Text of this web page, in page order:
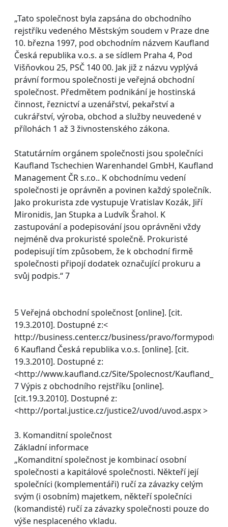
„Tato společnost byla zapsána do obchodního
rejstříku vedeného Městským soudem v Praze dne
10. března 1997, pod obchodním názvem Kaufland
Česká republika v.o.s. a se sídlem Praha 4, Pod
Višňovkou 25, PSČ 140 00. Jak již z názvu vyplývá
právní formou společnosti je veřejná obchodní
společnost. Předmětem podnikání je hostinská
činnost, řeznictví a uzenářství, pekařství a
cukrářství, výroba, obchod a služby neuvedené v
přílohách 1 až 3 živnostenského zákona.
Statutárním orgánem společnosti jsou společníci
Kaufland Tschechien Warenhandel GmbH, Kaufland
Management ČR s.r.o.. K obchodnímu vedení
společnosti je oprávněn a povinen každý společník.
Jako prokurista zde vystupuje Vratislav Kozák, Jiří
Mironidis, Jan Stupka a Ludvík Šrahol. K
zastupování a podepisování jsou oprávněni vždy
nejméně dva prokuristé společně. Prokuristé
podepisují tím způsobem, že k obchodní firmě
společnosti připojí dodatek označující prokuru a
svůj podpis.“ 7
5 Veřejná obchodní společnost [online]. [cit.
19.3.2010]. Dostupné z:<
http://business.center.cz/business/pravo/formypodn/
6 Kaufland Česká republika v.o.s. [online]. [cit.
19.3.2010]. Dostupné z:
<http://www.kaufland.cz/Site/Spolecnost/
7 Výpis z obchodního rejstříku [online].
[cit.19.3.2010]. Dostupné z:
<http://portal.justice.cz/justice2/uvod/uvod.aspx >
3. Komanditní společnost
Základní informace
„Komanditní společnost je kombinací osobní
společnosti a kapitálové společnosti. Někteří její
společníci (komplementáři) ručí za závazky celým
svým (i osobním) majetkem, někteří společníci
(komandisté) ručí za závazky společnosti pouze do
výše nesplaceného vkladu.